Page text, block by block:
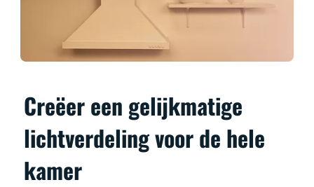
Creëer een gelijkmatige
lichtverdeling voor de hele
kamer